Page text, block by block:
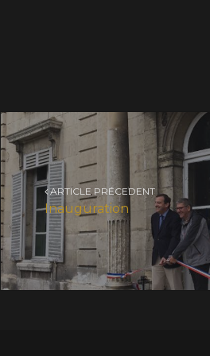
ARTICLE PRÉCEDENT
Inauguration